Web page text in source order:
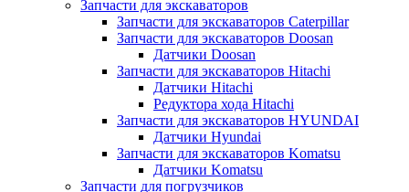
Запчасти для экскаваторов
Запчасти для экскаваторов Caterpillar
Запчасти для экскаваторов Doosan
Датчики Doosan
Запчасти для экскаваторов Hitachi
Датчики Hitachi
Редуктора хода Hitachi
Запчасти для экскаваторов HYUNDAI
Датчики Hyundai
Запчасти для экскаваторов Komatsu
Датчики Komatsu
Запчасти для погрузчиков